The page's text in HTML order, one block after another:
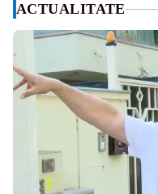
ACTUALITATE